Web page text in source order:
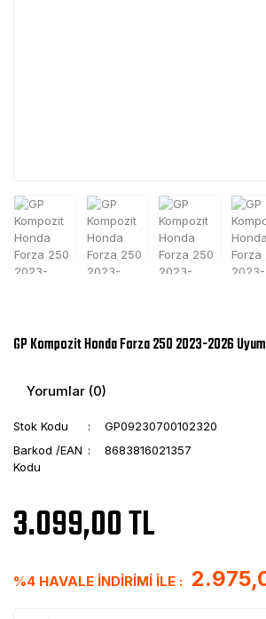
GP Kompozit Honda Forza 250 2023-2026
Yorumlar (0)
Stok Kodu
GP09230700102320
Barkod /EAN
Kodu
8683816021357
3.099,00 TL
%4 HAVALE İNDİRİMİ İLE :